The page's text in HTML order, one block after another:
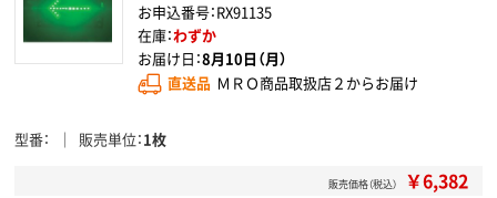
お申込番号：RX91135
在庫：わずか
お届け日：8月10日（月）
直送品 ＭＲＯ商品取扱店２からお届け
型番 販売単位 1枚
販売価格（税込） ￥6,382